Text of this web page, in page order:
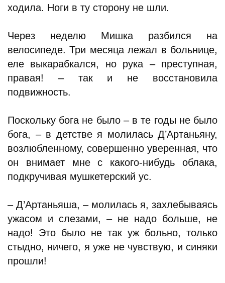
ходила. Ноги в ту сторону не шли.
Через неделю Мишка разбился на
велосипеде. Три месяца лежал в больнице,
еле выкарабкался, но рука – преступная,
правая! – так и не восстановила
подвижность.
Поскольку бога не было – в те годы не было
бога, – в детстве я молилась Д’Артаньяну,
возлюбленному, совершенно уверенная, что
он внимает мне с какого-нибудь облака,
подкручивая мушкетерский ус.
– Д’Артаньяша, – молилась я, захлебываясь
ужасом и слезами, – не надо больше, не
надо! Это было не так уж больно, только
стыдно, ничего, я уже не чувствую, и синяки
прошли!